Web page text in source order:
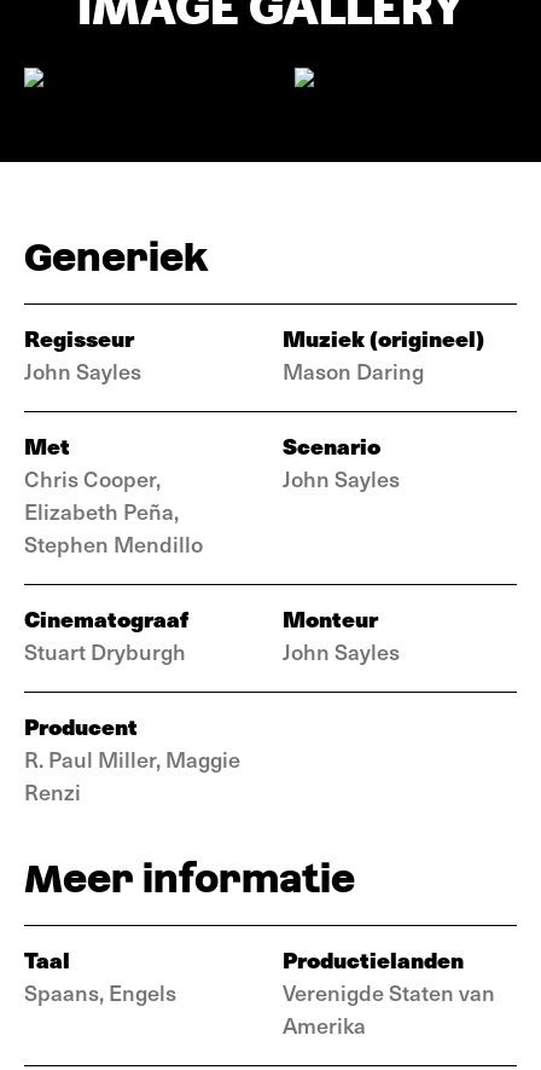
Generiek
Regisseur
John Sayles
Muziek (origineel)
Mason Daring
Met
Chris Cooper,
Elizabeth Peña,
Stephen Mendillo
Scenario
John Sayles
Cinematograaf
Stuart Dryburgh
Monteur
John Sayles
Producent
R. Paul Miller, Maggie
Renzi
Meer informatie
Taal
Spaans, Engels
Productielanden
Verenigde Staten van
Amerika